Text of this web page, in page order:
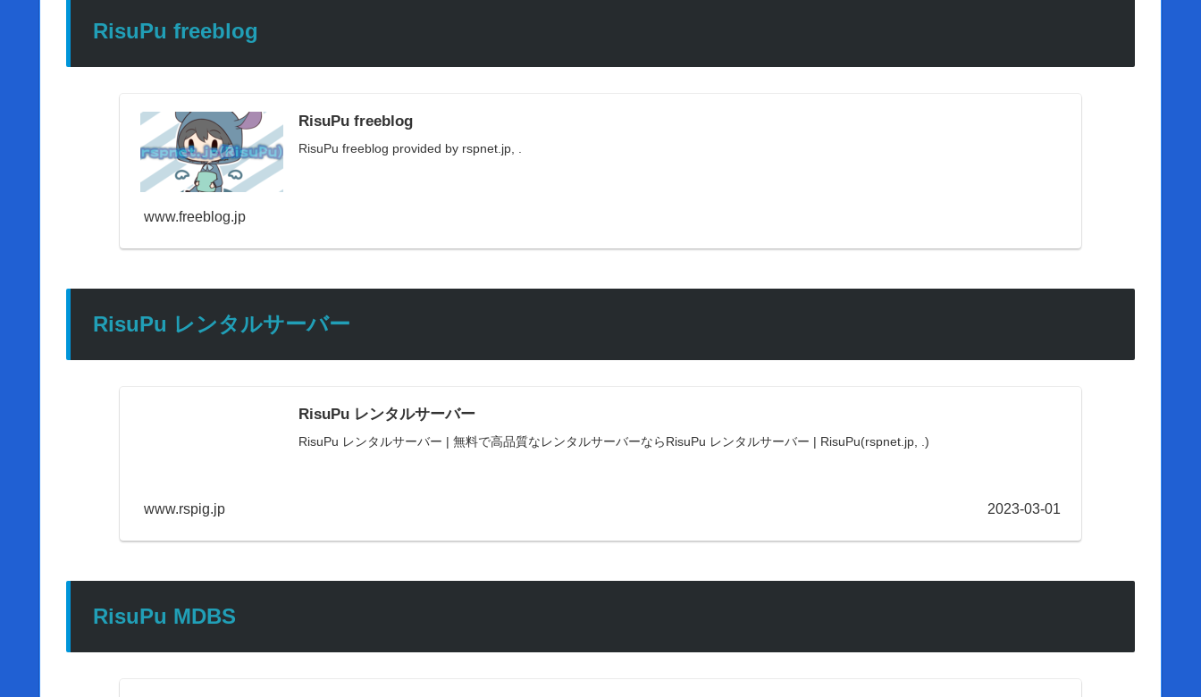
RisuPu freeblog
RisuPu freeblog
RisuPu freeblog provided by rspnet.jp, .
www.freeblog.jp
RisuPu レンタルサーバー
RisuPu レンタルサーバー
RisuPu レンタルサーバー | 無料で高品質なレンタルサーバーならRisuPu レンタルサーバー | RisuPu(rspnet.jp, .)
www.rspig.jp 2023-03-01
RisuPu MDBS